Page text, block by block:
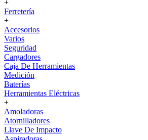
+
Ferretería
+
Accesorios
Varios
Seguridad
Cargadores
Caja De Herramientas
Medición
Baterías
Herramientas Eléctricas
+
Amoladoras
Atornilladores
Llave De Impacto